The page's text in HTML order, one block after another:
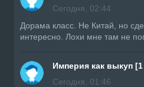
Сегодня, 02:44
Дорама класс. Не Китай, но
интересно. Лохи мне там не
Империя как выкуп
Сегодня, 01:46